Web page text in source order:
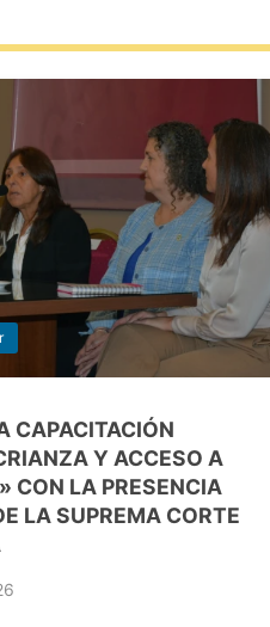
CAPACITACIÓN
Y ACCESO A
CON LA PRESENCIA
LA SUPREMA CORTE